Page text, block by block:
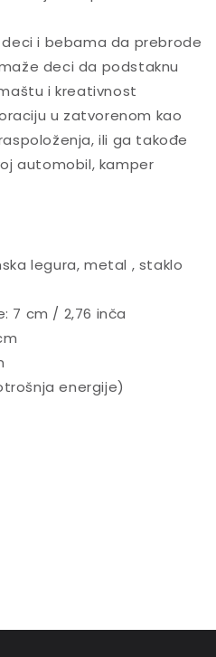
i bebama da prebrode
deci da podstaknu
i kreativnost
u zatvorenom kao
ili ga takođe
automobil, kamper
legura, metal , staklo
7 cm / 2,76 inča
energije)